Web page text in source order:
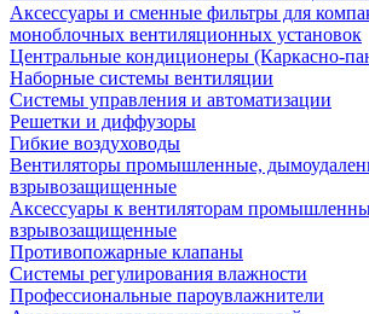
Аксессуары и сменные фильтры для
моноблочных вентиляционных установок
Центральные кондиционеры (Каркасно-
Наборные системы вентиляции
Системы управления и автоматизации
Решетки и диффузоры
Гибкие воздуховоды
Вентиляторы промышленные,
взрывозащищенные
Аксессуары к вентиляторам
взрывозащищенные
Противопожарные клапаны
Системы регулирования влажности
Профессиональные пароувлажнители